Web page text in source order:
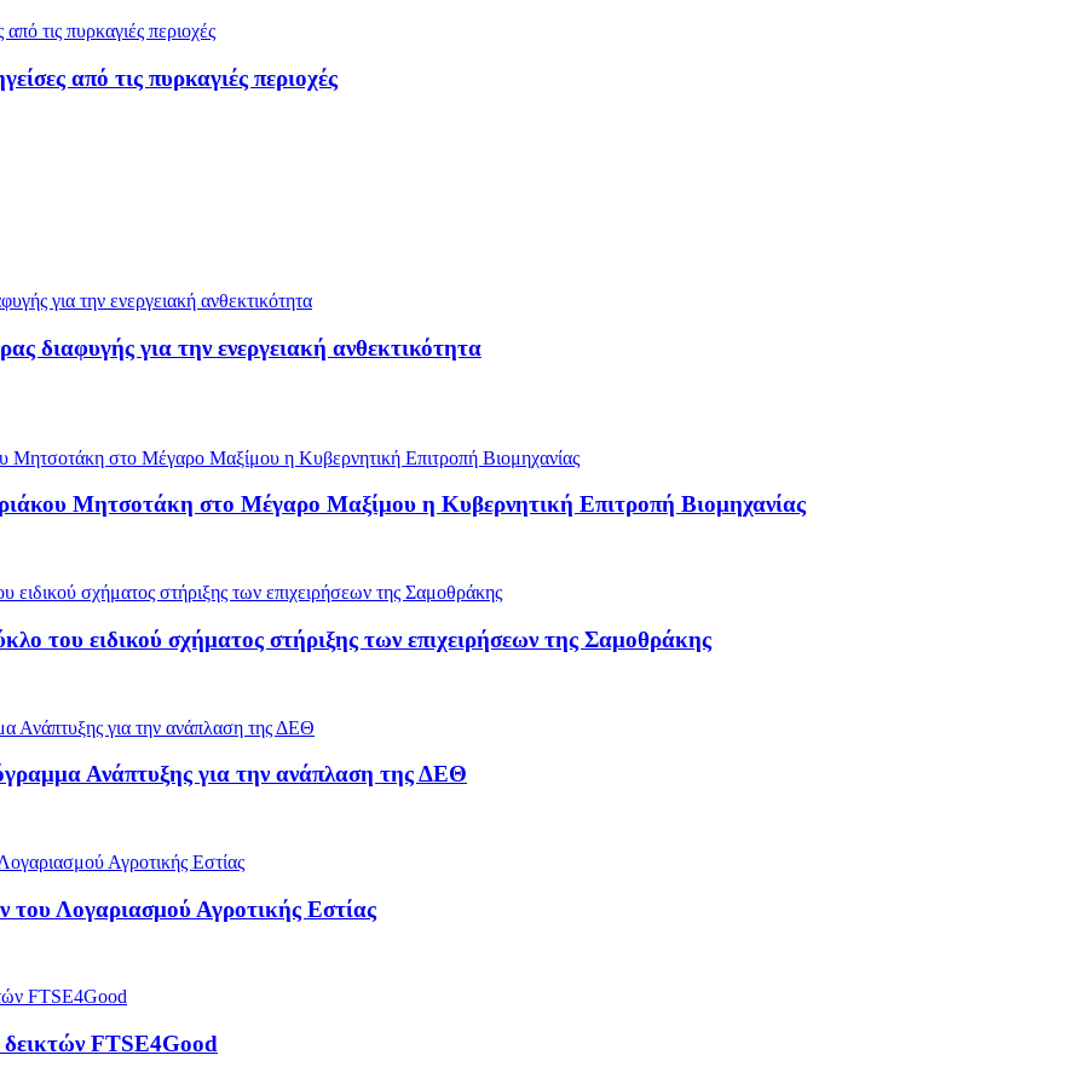
από τις πυρκαγιές περιοχές
διαφυγής για την ενεργειακή ανθεκτικότητα
Μητσοτάκη στο Μέγαρο Μαξίμου η Κυβερνητική Επιτροπή Βιομηχανίας
του ειδικού σχήματος στήριξης των επιχειρήσεων της Σαμοθράκης
Ανάπτυξης για την ανάπλαση της ΔΕΘ
Λογαριασμού Αγροτικής Εστίας
δεικτών FTSE4Good